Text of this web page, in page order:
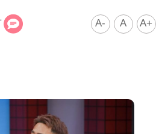
A- A A+